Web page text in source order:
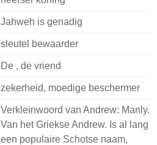
Jahweh is genadig
sleutel bewaarder
De , de vriend
zekerheid, moedige beschermer
Verkleinwoord van Andrew: Manly.
Van het Griekse Andrew. Is al lang
een populaire Schotse naam,